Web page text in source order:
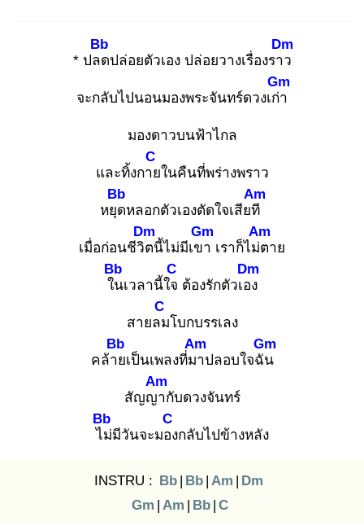
* ปลด
Bb
ปล่อยตัวเอง ปล่อยวางเรื่องราว
Dm
จะกลับไปนอนมองพระจันทร์ดวงเก่า
Gm
มองดาวบนฟ้าไกล
และทิ้งกาย
C
ในคืนที่พร่างพราว
หยุด
Bb
หลอกตัวเองตัดใจเสียที
Am
เมื่อก่อนชีวิต
Dm
นี้ไม่มีเขา
Gm
เราก็ไม่ต
Am
าย
ใน
Bb
เวลานี้ใจ
C
ต้องรักตัวเอง
Dm
สายลม
C
โบกบรรเลง
คล้าย
Bb
เป็นเพลงที่มา
Am
ปลอบใจฉัน
Gm
สัญญา
Am
กับดวงจันทร์
ไม่
Bb
มีวันจะมอง
C
กลับไปข้างหลัง
INSTRU : Bb | Bb | Am | Dm
Gm | Am | Bb | C